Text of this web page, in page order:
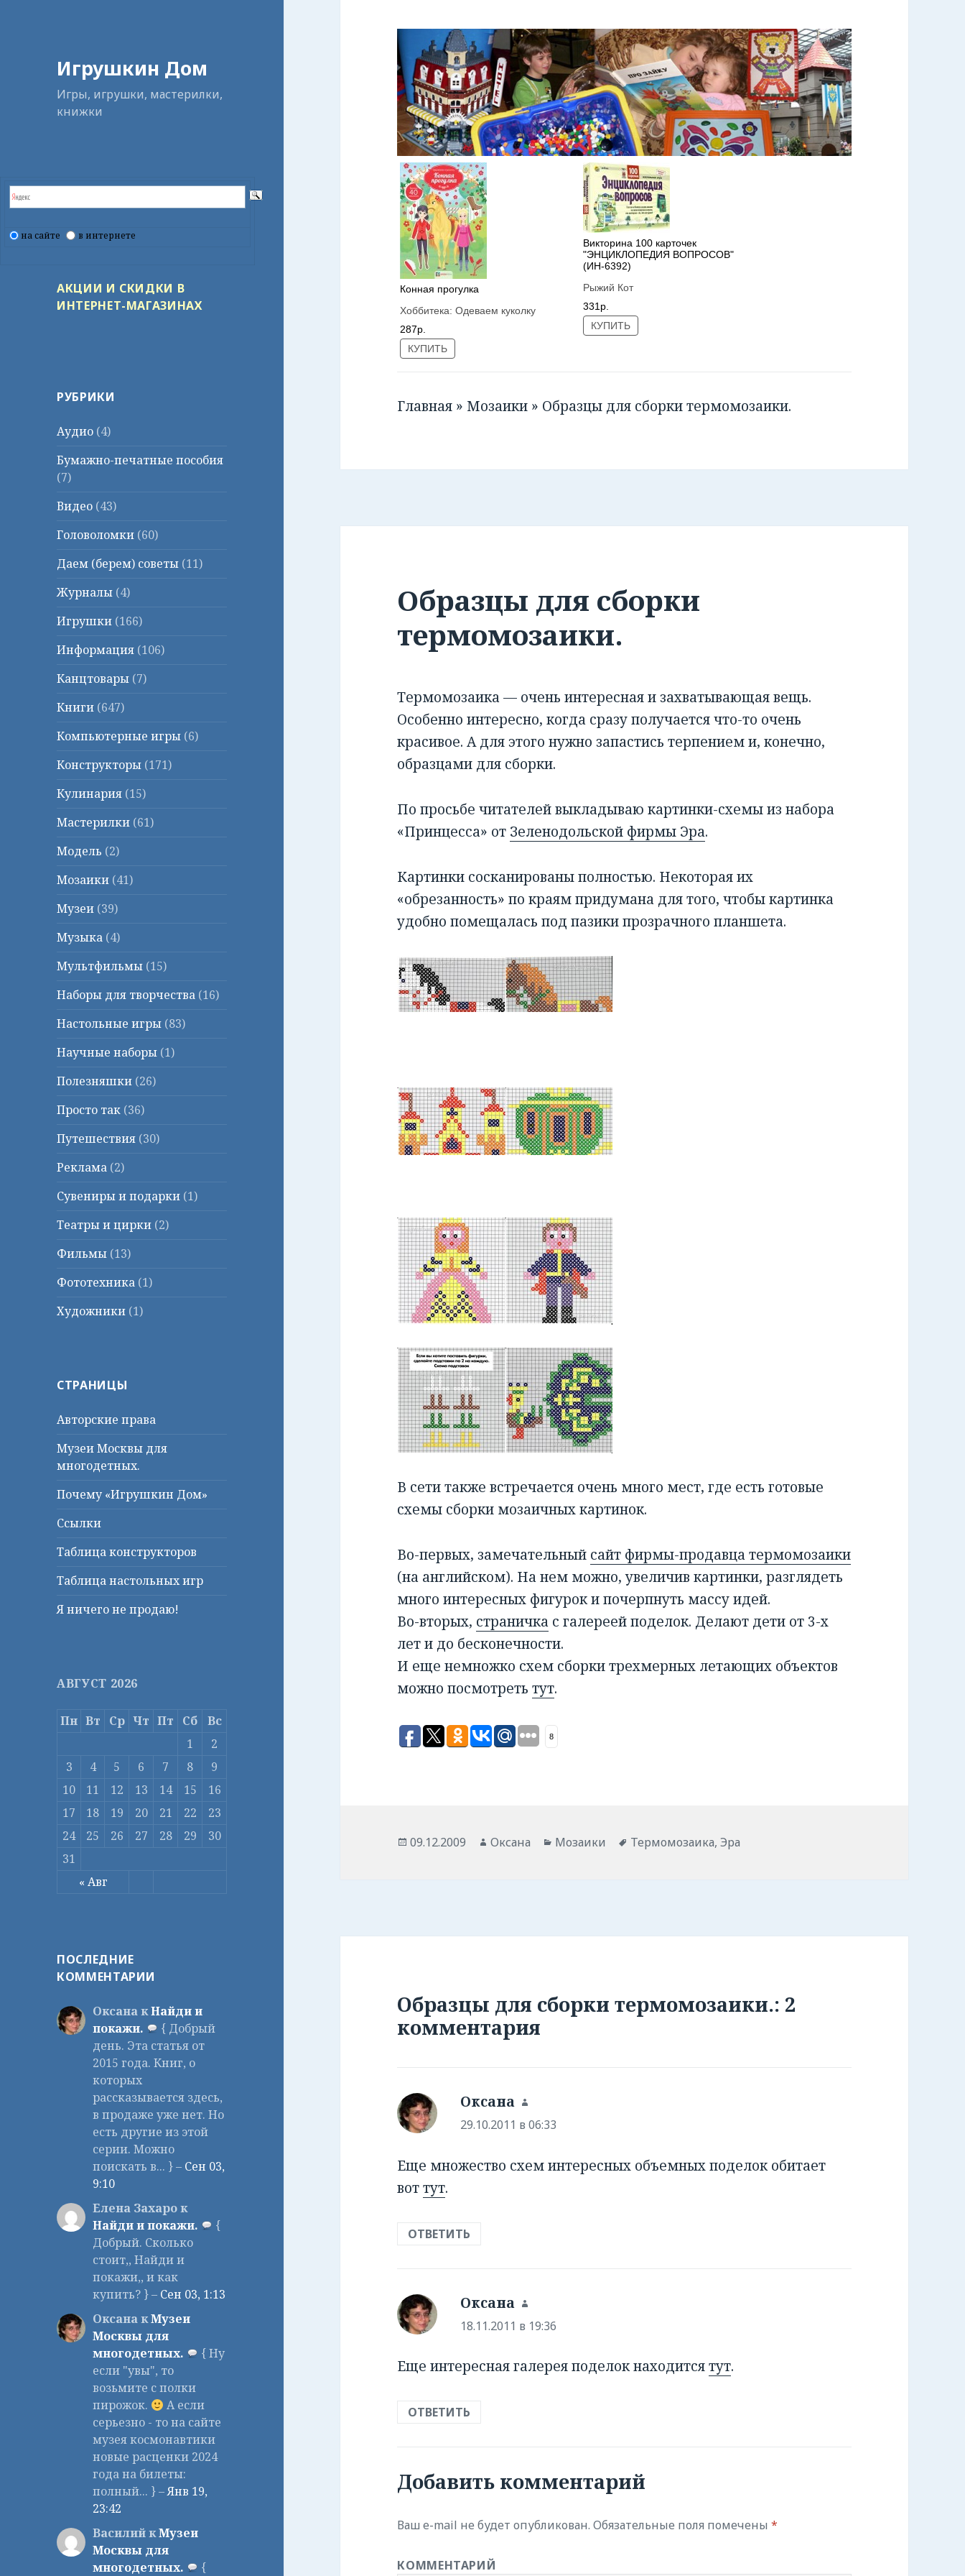
Игрушкин Дом
Игры, игрушки, мастерилки,
книжки
на сайте в интернете
АКЦИИ И СКИДКИ В
ИНТЕРНЕТ-МАГАЗИНАХ
РУБРИКИ
Аудио (4)
Бумажно-печатные пособия
(7)
Видео (43)
Головоломки (60)
Даем (берем) советы (11)
Журналы (4)
Игрушки (166)
Информация (106)
Канцтовары (7)
Книги (647)
Компьютерные игры (6)
Конструкторы (171)
Кулинария (15)
Мастерилки (61)
Модель (2)
Мозаики (41)
Музеи (39)
Музыка (4)
Мультфильмы (15)
Наборы для творчества (16)
Настольные игры (83)
Научные наборы (1)
Полезняшки (26)
Просто так (36)
Путешествия (30)
Реклама (2)
Сувениры и подарки (1)
Театры и цирки (2)
Фильмы (13)
Фототехника (1)
Художники (1)
СТРАНИЦЫ
Авторские права
Музеи Москвы для
многодетных.
Почему «Игрушкин Дом»
Ссылки
Таблица конструкторов
Таблица настольных игр
Я ничего не продаю!
АВГУСТ 2026
Пн Вт Ср Чт Пт Сб Вс
« Авг
1
2
3
4 5 6 7 8
9
10
11 12 13 14 15
16
17
18 19 20 21 22
23
24
25 26 27 28 29
30
31
ПОСЛЕДНИЕ
КОММЕНТАРИИ
Оксана кНайди и
покажи.
{ Добрый
день. Эта статья от
2015 года. Книг, о
которых
рассказывается здесь,
в продаже уже нет. Но
есть другие из этой
серии. Можно
поискать в... } – Сен 03,
9:10
Елена Захаро к
Найди и покажи.
{
Добрый. Сколько
стоит,, Найди и
покажи,, и как
купить? } – Сен 03, 1:13
Оксана кМузеи
Москвы для
многодетных.
{ Ну
если "увы", то
возьмите с полки
пирожок.
А если
серьезно - то на сайте
музея космонавтики
новые расценки 2024
года на билеты:
полный... } –Янв 19,
23:42
Василий кМузеи
Москвы для
многодетных.
{
Конная прогулка
Хоббитека:Одеваем куколку
287р.
КУПИТЬ
Викторина 100 карточек
"ЭНЦИКЛОПЕДИЯ ВОПРОСОВ"
(ИН-6392)
Рыжий Кот
331р.
КУПИТЬ
Главная » Мозаики » Образцы для сборки термомозаики.
Образцы для сборки
термомозаики.
Термомозаика — очень интересная и захватывающая вещь.
Особенно интересно, когда сразу получается что-то очень
красивое. А для этого нужно запастись терпением и, конечно,
образцами для сборки.
По просьбе читателей выкладываю картинки-схемы из набора
«Принцесса» от Зеленодольской фирмы Эра.
Картинки сосканированы полностью. Некоторая их
«обрезанность» по краям придумана для того, чтобы картинка
удобно помещалась под пазики прозрачного планшета.
В сети также встречается очень много мест, где есть готовые
схемы сборки мозаичных картинок.
Во-первых, замечательный сайт фирмы-продавца термомозаики
(на английском). На нем можно, увеличив картинки, разглядеть
много интересных фигурок и почерпнуть массу идей.
Во-вторых, страничка с галереей поделок. Делают дети от 3-х
лет и до бесконечности.
И еще немножко схем сборки трехмерных летающих объектов
можно посмотретьтут.
8
Опубликовано
09.12.2009 Автор
Оксана Рубрики
Мозаики Метки
Термомозаика,Эра
Образцы для сборки термомозаики.: 2
комментария
Оксана :
29.10.2011 в 06:33
Еще множество схем интересных объемных поделок обитает
воттут.
ОТВЕТИТЬ
Оксана :
18.11.2011 в 19:36
Еще интересная галерея поделок находитсятут.
ОТВЕТИТЬ
Добавить комментарий
Ваш e-mail не будет опубликован. Обязательные поля помечены*
КОММЕНТАРИЙ